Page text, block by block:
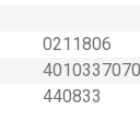
0211806
440833